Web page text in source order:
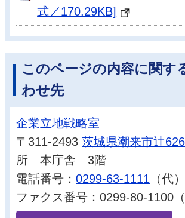
式／170.29KB]
このページの内容に関す
わせ先
企業立地戦略室
〒311-2493茨城県潮来市辻626
所 本庁舎 3階
電話番号：0299-63-1111 （代）
ファクス番号：0299-80-1100（